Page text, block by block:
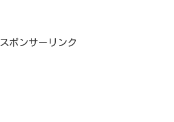
スポンサーリンク